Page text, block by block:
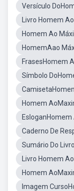
Versículo
Livro Homem
Homem Ao
HomemAao
FrasesHomem
Símbolo
Homem
Caderno De
Sumário Do
Livro Homem
Homem
Imagem